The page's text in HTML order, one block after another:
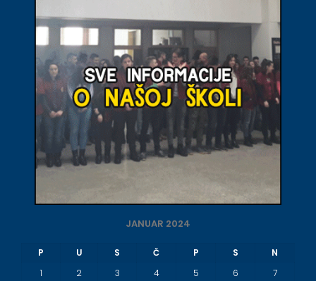
JANUAR 2024
P U S Č P S
N
1
2 3 4 5 6 7